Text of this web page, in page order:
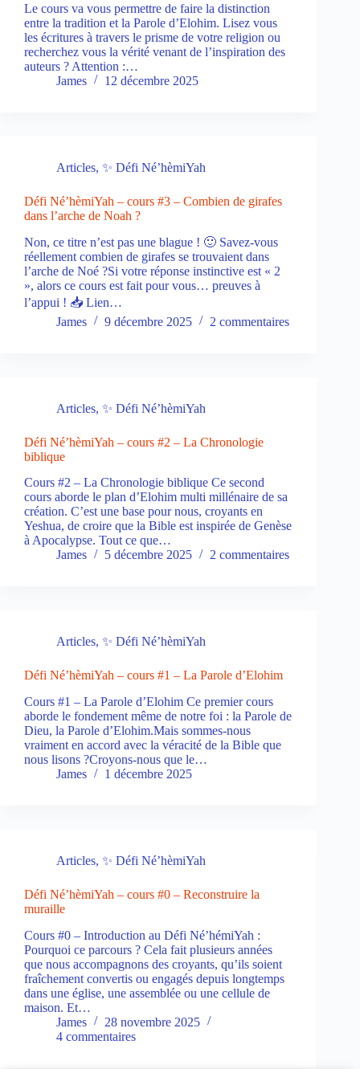
Le cours va vous permettre de faire la distinction
entre la tradition et la Parole d’Elohim. Lisez vous
les écritures à travers le prisme de votre religion ou
recherchez vous la vérité venant de l’inspiration des
auteurs ? Attention :…
James
12 décembre 2025
Articles, ✨ Défi Né’hèmiYah
Défi Né’hèmiYah – cours #3 – Combien de girafes
dans l’arche de Noah ?
Non, ce titre n’est pas une blague ! 🙂 Savez-vous
réellement combien de girafes se trouvaient dans
l’arche de Noé ?Si votre réponse instinctive est « 2
», alors ce cours est fait pour vous… preuves à
l’appui ! 📥 Lien…
James
9 décembre 2025 2 commentaires
Articles, ✨ Défi Né’hèmiYah
Défi Né’hèmiYah – cours #2 – La Chronologie
biblique
Cours #2 – La Chronologie biblique Ce second
cours aborde le plan d’Elohim multi millénaire de sa
création. C’est une base pour nous, croyants en
Yeshua, de croire que la Bible est inspirée de Genèse
à Apocalypse. Tout ce que…
James
5 décembre 2025 2 commentaires
Articles, ✨ Défi Né’hèmiYah
Défi Né’hèmiYah – cours #1 – La Parole d’Elohim
Cours #1 – La Parole d’Elohim Ce premier cours
aborde le fondement même de notre foi : la Parole de
Dieu, la Parole d’Elohim.Mais sommes-nous
vraiment en accord avec la véracité de la Bible que
nous lisons ?Croyons-nous que le…
James
1 décembre 2025
Articles, ✨ Défi Né’hèmiYah
Défi Né’hèmiYah – cours #0 – Reconstruire la
muraille
Cours #0 – Introduction au Défi Né’hémiYah :
Pourquoi ce parcours ? Cela fait plusieurs années
que nous accompagnons des croyants, qu’ils soient
fraîchement convertis ou engagés depuis longtemps
dans une église, une assemblée ou une cellule de
maison. Et…
James
28 novembre 2025
4 commentaires